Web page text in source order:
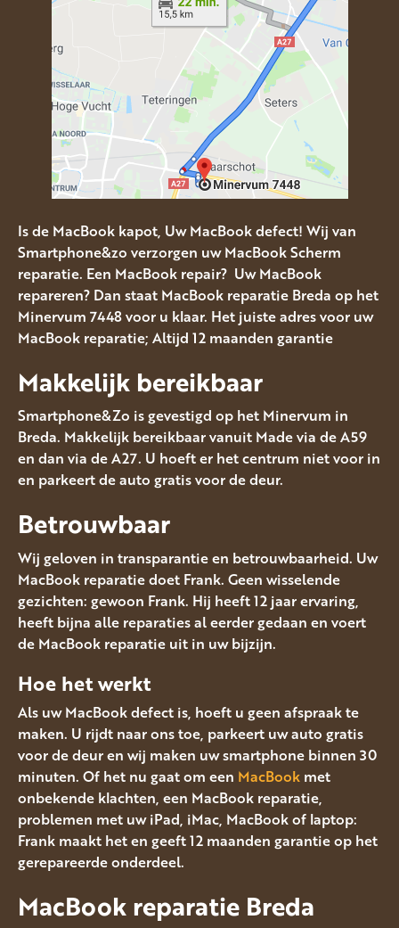
Is de MacBook kapot, Uw MacBook defect! Wij van
Smartphone&zo verzorgen uw MacBook Scherm
reparatie. Een MacBook repair? Uw MacBook
repareren? Dan staat MacBook reparatie Breda op het
Minervum 7448 voor u klaar. Het juiste adres voor uw
MacBook reparatie; Altijd 12 maanden garantie
Makkelijk bereikbaar
Smartphone&Zo is gevestigd op het Minervum in
Breda. Makkelijk bereikbaar vanuit Made via de A59
en dan via de A27. U hoeft er het centrum niet voor in
en parkeert de auto gratis voor de deur.
Betrouwbaar
Wij geloven in transparantie en betrouwbaarheid. Uw
MacBook reparatie doet Frank. Geen wisselende
gezichten: gewoon Frank. Hij heeft 12 jaar ervaring,
heeft bijna alle reparaties al eerder gedaan en voert
de MacBook reparatie uit in uw bijzijn.
Hoe het werkt
Als uw MacBook defect is, hoeft u geen afspraak te
maken. U rijdt naar ons toe, parkeert uw auto gratis
voor de deur en wij maken uw smartphone binnen 30
minuten. Of het nu gaat om een MacBook met
onbekende klachten, een MacBook reparatie,
problemen met uw iPad, iMac, MacBook of laptop:
Frank maakt het en geeft 12 maanden garantie op het
gerepareerde onderdeel.
MacBook reparatie Breda